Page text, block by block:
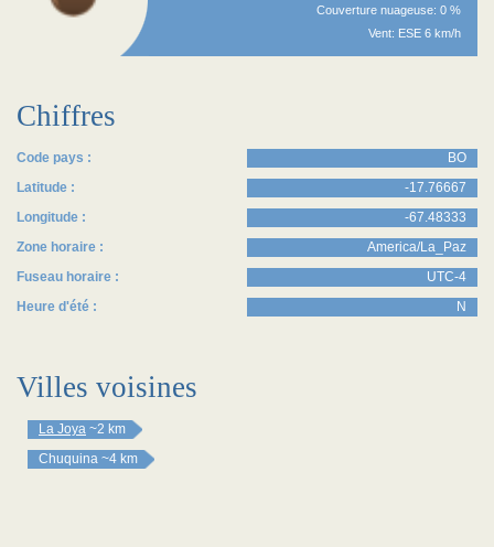
Couverture nuageuse: 0 %
Vent: ESE 6 km/h
Chiffres
Code pays :
BO
Latitude :
-17.76667
Longitude :
-67.48333
Zone horaire :
America/La_Paz
Fuseau horaire :
UTC-4
Heure d'été :
N
Villes voisines
La Joya ~2 km
Chuquina ~4 km